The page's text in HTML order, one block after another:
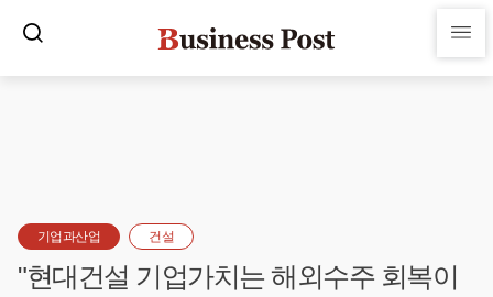
기업과산업 건설
"현대건설 기업가치는 해외수주 회복이